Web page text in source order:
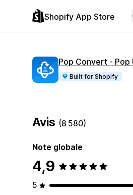
Shopify App Store
Pop Convert ‑ Pop
Built for Shopify
Avis (8 580)
Note globale
4,9
5